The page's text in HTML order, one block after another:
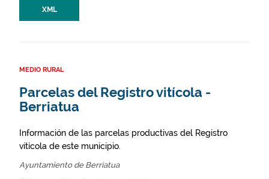
XML
MEDIO RURAL
Parcelas del Registro vitícola -
Berriatua
Información de las parcelas productivas del Registro
vitícola de este municipio.
Ayuntamiento de Berriatua